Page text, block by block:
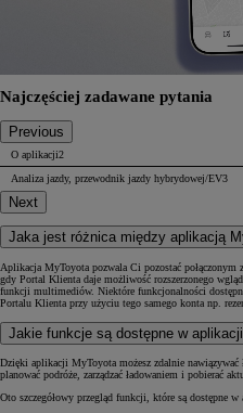
Najczęściej zadawane pytania
Previous
O aplikacji2
Analiza jazdy, przewodnik jazdy hybrydowej/EV3
Next
Jaka jest różnica między aplikacją
Aplikacja MyToyota pozwala Ci pozostać
gdy Portal Klienta daje możliwość rozszerzonego
funkcji multimediów. Niektóre funkcjonalności
Portalu Klienta przy użyciu tego samego konta np.
Jakie funkcje są dostępne w
Dzięki aplikacji MyToyota możesz zdalnie nawiązywać
planować podróże, zarządzać ładowaniem i pobierać
Oto szczegółowy przegląd funkcji, które są dostępne